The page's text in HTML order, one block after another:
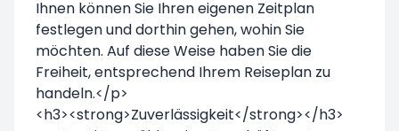
Ihnen können Sie Ihren eigenen Zeitplan
festlegen und dorthin gehen, wohin Sie
möchten. Auf diese Weise haben Sie die
Freiheit, entsprechend Ihrem Reiseplan zu
handeln.</p>
<h3><strong>Zuverlässigkeit</strong></h3>